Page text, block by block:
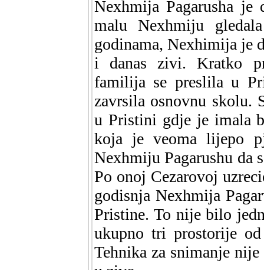
Nexhmija Pagarusha
malu Nexhmiju
godinama, Nexhimija je
i danas zivi. Kratko
familija se preslila u
zavrsila osnovnu skolu.
u Pristini gdje je imala
koja je veoma lijepo
Nexhmiju Pagarushu da
Po onoj Cezarovoj
godisnja Nexhmija
Pristine. To nije bilo
ukupno tri prostorije
Tehnika za snimanje